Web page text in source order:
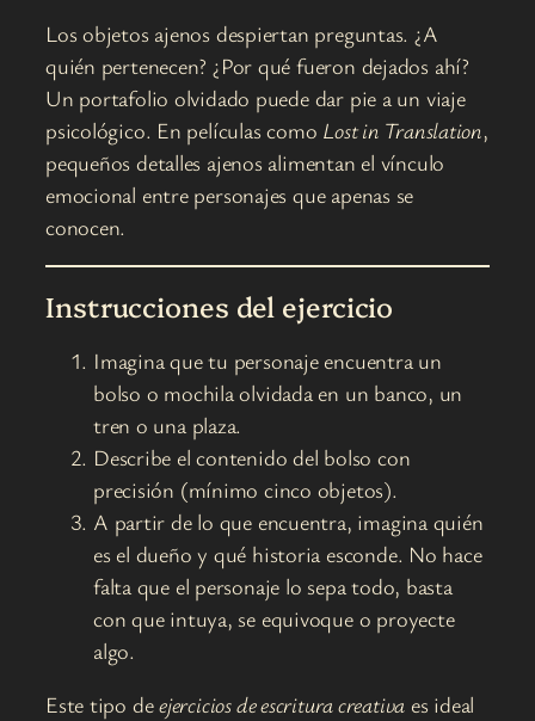
Los objetos ajenos despiertan preguntas. ¿A
quién pertenecen? ¿Por qué fueron dejados ahí?
Un portafolio olvidado puede dar pie a un viaje
psicológico. En películas como Lost in Translation,
pequeños detalles ajenos alimentan el vínculo
emocional entre personajes que apenas se
conocen.
Instrucciones del ejercicio
Imagina que tu personaje encuentra un
bolso o mochila olvidada en un banco, un
tren o una plaza.
Describe el contenido del bolso con
precisión (mínimo cinco objetos).
A partir de lo que encuentra, imagina quién
es el dueño y qué historia esconde. No hace
falta que el personaje lo sepa todo, basta
con que intuya, se equivoque o proyecte
algo.
Este tipo deejercicios de escritura creativa es ideal